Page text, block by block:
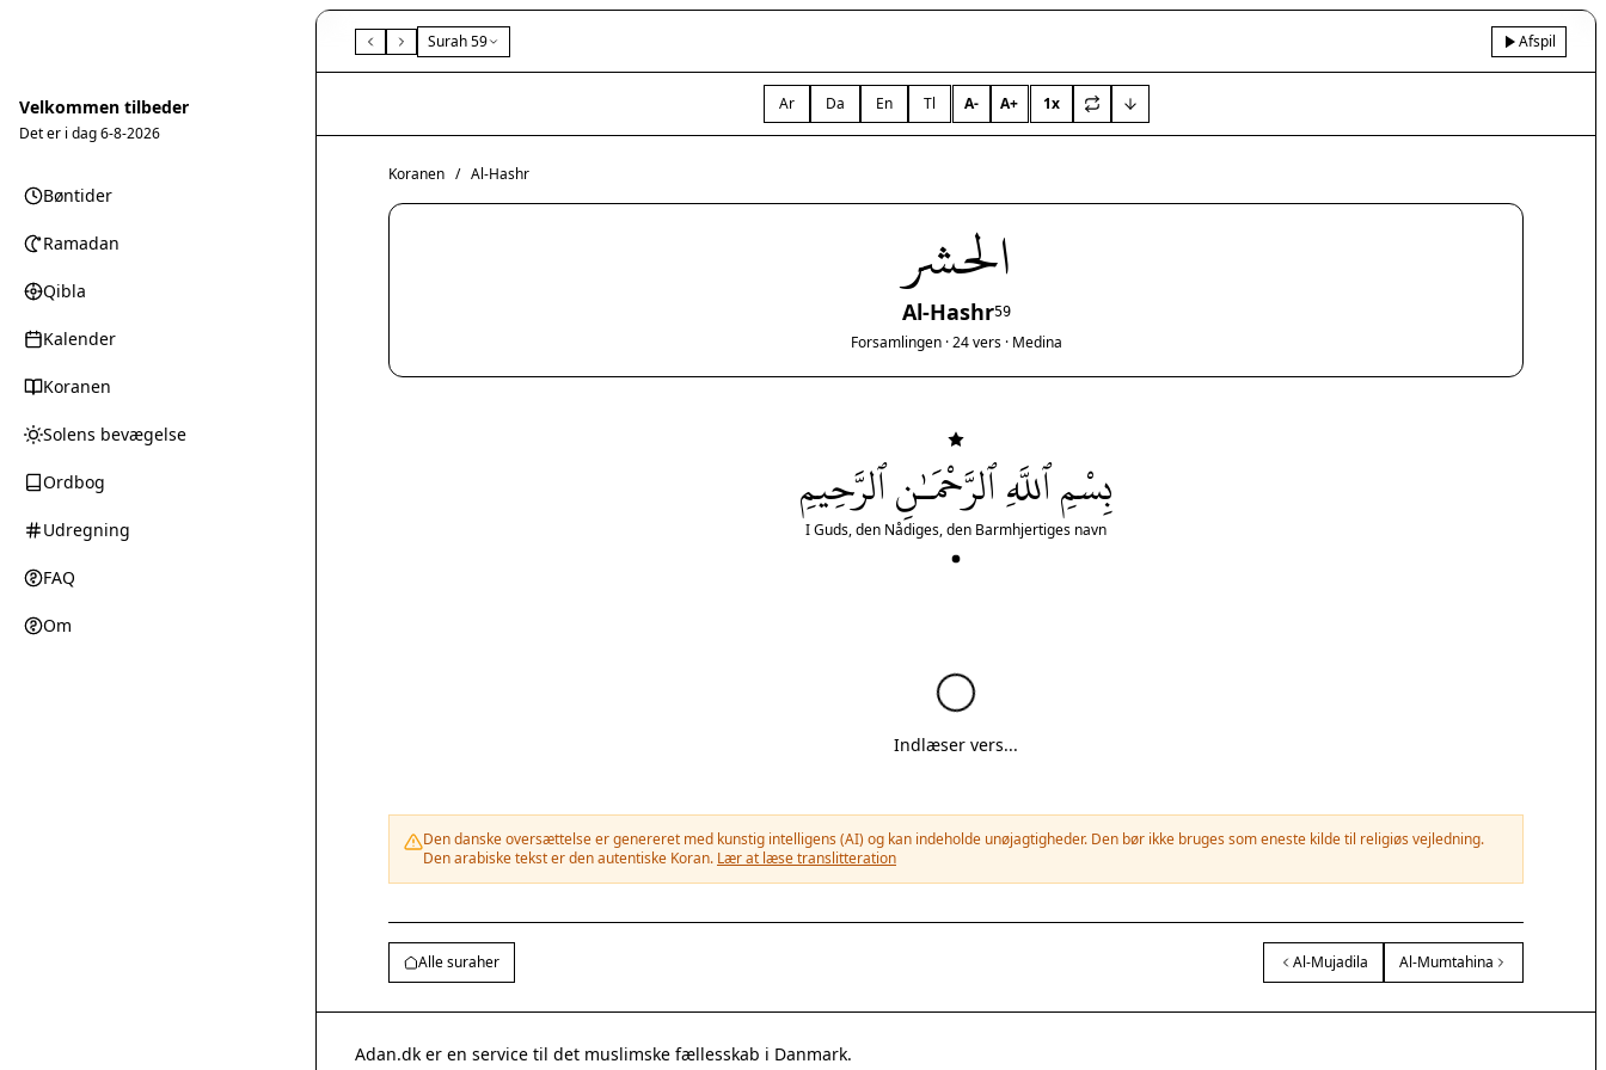
Velkommen tilbeder
Det er i dag6-8-2026
Bøntider
Ramadan
Qibla
Kalender
Koranen
Solens bevægelse
Ordbog
Udregning
FAQ
Om
Surah 59 Afspil
Ar Da En Tl A- A+ 1x
Koranen / Al-Hashr
الحشر
Al-Hashr59
Forsamlingen · 24 vers · Medina
بِسْمِ ٱللَّهِ ٱلرَّحْمَـٰنِ ٱلرَّحِيمِ
I Guds, den Nådiges, den Barmhjertiges navn
Indlæser vers...
Den danske oversættelse er genereret med kunstig intelligens (AI) og kan indeholde unøjagtigheder. Den bør ikke bruges som eneste kilde til religiøs vejledning.
Den arabiske tekst er den autentiske Koran. Lær at læse translitteration
Alle suraher Al-Mujadila Al-Mumtahina
Adan.dk er en service til det muslimske fællesskab i Danmark.